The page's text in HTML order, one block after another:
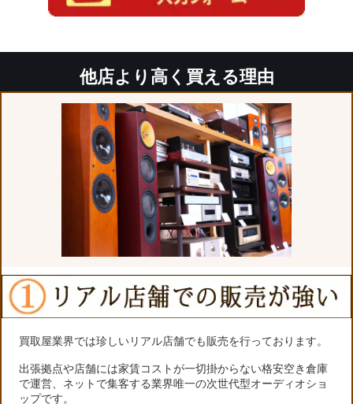
他店より高く買える理由
買取屋業界では珍しいリアル店舗でも販売を行っております。
出張拠点や店舗には家賃コストが一切掛からない格安空き倉庫
で運営、ネットで集客する業界唯一の次世代型オーディオショ
ップです。